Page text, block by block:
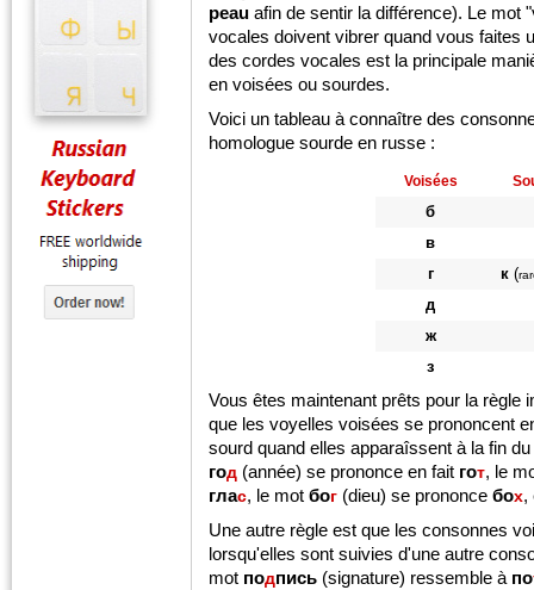
peau afin de sentir la différence). Le mot
vocales doivent vibrer quand vous faites
des cordes vocales est la principale
en voisées ou sourdes.
Voici un tableau à connaître des
homologue sourde en russe :
Voisées
б
в
г
к (
д
ж
з
Vous êtes maintenant prêts pour la règle
que les voyelles voisées se prononcent
sourd quand elles apparaîssent à la fin
год (année) se prononce en fait гот, le
глас, le mot бог (dieu) se prononce бох,
Une autre règle est que les consonnes
lorsqu'elles sont suivies d'une autre
mot подпись (signature) ressemble à по